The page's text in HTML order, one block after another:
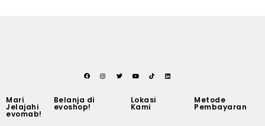
Mari
Jelajahi
evomab!
Belanja di
evoshop!
Lokasi
Kami
Metode
Pembayaran